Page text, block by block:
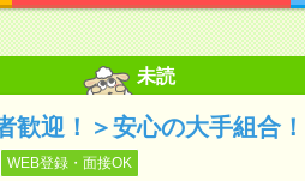
未読
歓迎！＞安心の大手組合
WEB登録・面接OK